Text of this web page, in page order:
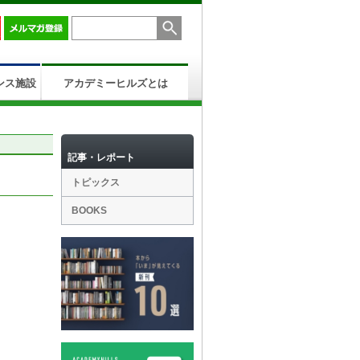
ス施設 アカデミーヒルズとは
記事・レポート
トピックス
BOOKS